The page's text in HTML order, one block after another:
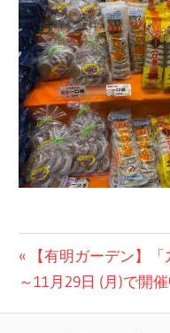
投
稿
前
の
【有明ガーデン】
～11月29日 (月)で開